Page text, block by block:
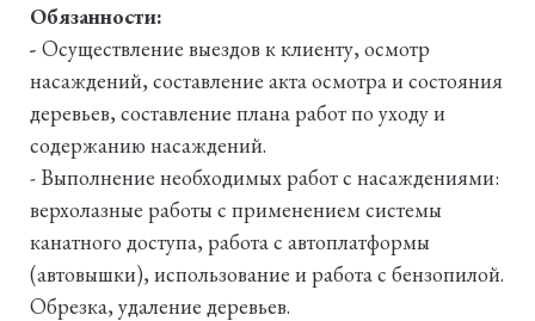
Обязанности:
- Осуществление выездов к клиенту, осмотр
насаждений, составление акта осмотра и состояния
деревьев, составление плана работ по уходу и
содержанию насаждений.
- Выполнение необходимых работ с насаждениями:
верхолазные работы с применением системы
канатного доступа, работа с автоплатформы
(автовышки), использование и работа с бензопилой.
Обрезка, удаление деревьев.